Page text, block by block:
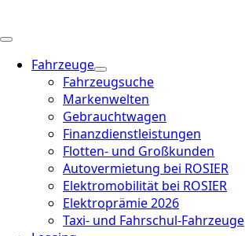
Fahrzeuge
Fahrzeugsuche
Markenwelten
Gebrauchtwagen
Finanzdienstleistungen
Flotten- und Großkunden
Autovermietung bei ROSIER
Elektromobilität bei ROSIER
Elektroprämie 2026
Taxi- und Fahrschul-Fahrzeuge